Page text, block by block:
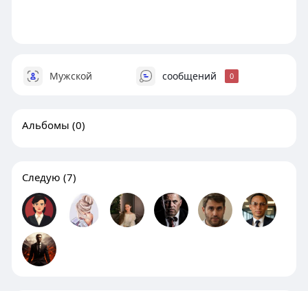
Мужской сообщений 0
Альбомы (0)
Следую (7)